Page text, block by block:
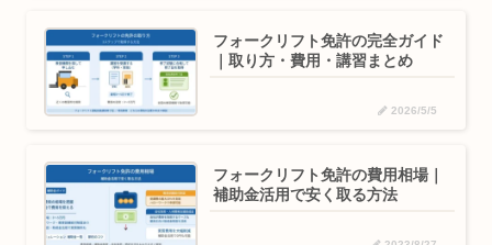
フォークリフト免許の完全ガイド
｜取り方・費用・講習まとめ
2026/5/5
フォークリフト免許の費用相場｜
補助金活用で安く取る方法